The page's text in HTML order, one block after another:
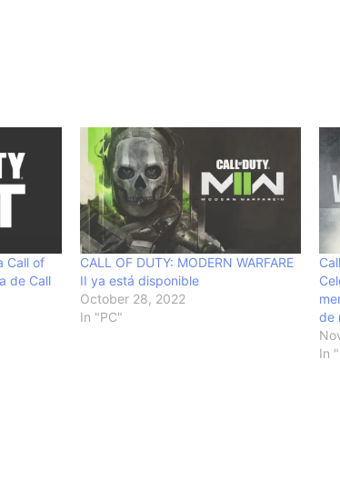
Call of
de Call
CALL OF DUTY: MODERN WARFARE
II ya está disponible
October 28, 2022
In "PC"
de
In